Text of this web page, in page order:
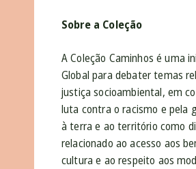
Sobre a Coleção
A Coleção Caminhos é uma
Global para debater temas
justiça socioambiental, em
luta contra o racismo e pela
à terra e ao território como
relacionado ao acesso aos
cultura e ao respeito aos